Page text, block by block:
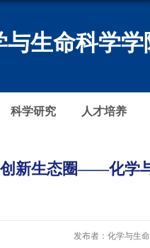
与生命科学学
科学研究 人才培养
新生态圈——化学
发布者：化学与生